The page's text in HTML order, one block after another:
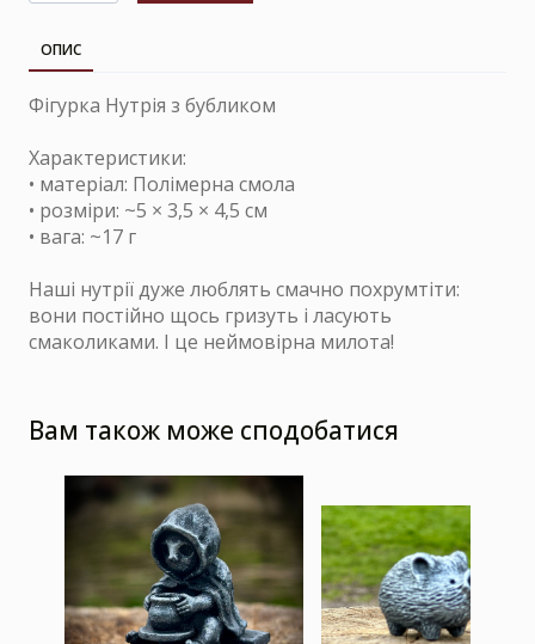
ОПИС
Фігурка Нутрія з бубликом
Характеристики:
• матеріал: Полімерна смола
• розміри: ~5 × 3,5 × 4,5 см
• вага: ~17 г
Наші нутрії дуже люблять смачно похрумтіти:
вони постійно щось гризуть і ласують
смаколиками. І це неймовірна милота!
Вам також може сподобатися